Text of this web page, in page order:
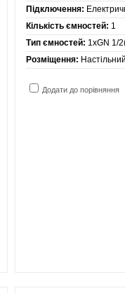
Підключення:
Кількість ємностей: 1
Тип ємностей: 1хGN 1/
Розміщення: Настільний
Додати до порівняння